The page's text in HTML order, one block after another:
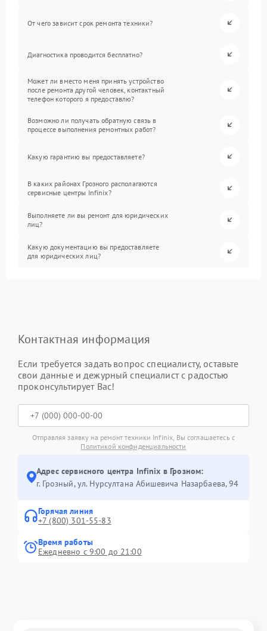
От чего зависит срок ремонта техники?
Диагностика проводится бесплатно?
Может ли вместо меня принять устройство
после ремонта другой человек, контактный
телефон которого я предоставлю?
Возможно ли получать обратную связь в
процессе выполнения ремонтных работ?
Какую гарантию вы предоставляете?
В каких районах Грозного располагаются
сервисные центры Infinix?
Выполняете ли вы ремонт для юридических
лиц?
Какую документацию вы предоставляете
для юридических лиц?
Контактная информация
Если требуется задать вопрос специалисту, оставьте
свои данные и дежурный специалист с радостью
проконсультирует Вас!
Отправляя заявку на ремонт техники Infinix, Вы соглашаетесь с
Политикой конфиденциальности
Адрес сервисного центра Infinix в Грозном:
г. Грозный, ул. Нурсултана Абишевича Назарбаева, 94
Горячая линия
+7 (800) 301-55-83
Время работы
Ежедневно с 9:00 до 21:00